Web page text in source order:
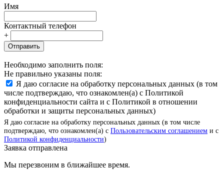
Имя
Контактный телефон
+
Отправить
Необходимо заполнить поля:
Не правильно указаны поля:
Я даю согласие на обработку персональных данных (в том
числе подтверждаю, что ознакомлен(а) с Политикой
конфиденциальности сайта и с Политикой в отношении
обработки и защиты персональных данных)
Я даю согласие на обработку персональных данных (в том числе
подтверждаю, что ознакомлен(а) с Пользовательским соглашением и с
Политикой конфиденциальности)
Заявка отправлена
Мы перезвоним в ближайшее время.